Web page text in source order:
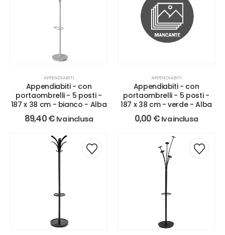
APPENDIABITI
Appendiabiti - con
portaombrelli - 5 posti -
187 x 38 cm - bianco - Alba
89,40€ Iva inclusa
APPENDIABITI
Appendiabiti - con
portaombrelli - 5 posti -
187 x 38 cm - verde - Alba
0,00 € Iva inclusa